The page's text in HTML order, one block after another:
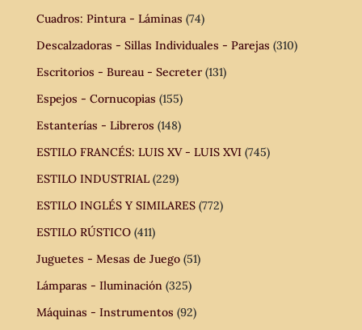
Cuadros: Pintura - Láminas (74)
Descalzadoras - Sillas Individuales - Parejas (310)
Escritorios - Bureau - Secreter (131)
Espejos - Cornucopias (155)
Estanterías - Libreros (148)
ESTILO FRANCÉS: LUIS XV - LUIS XVI (745)
ESTILO INDUSTRIAL (229)
ESTILO INGLÉS Y SIMILARES (772)
ESTILO RÚSTICO (411)
Juguetes - Mesas de Juego (51)
Lámparas - Iluminación (325)
Máquinas - Instrumentos (92)